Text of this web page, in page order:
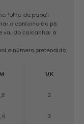
folha de papel;
o contorno do pé;
vai do calcanhar à
o número pretendido.
UK
2
3